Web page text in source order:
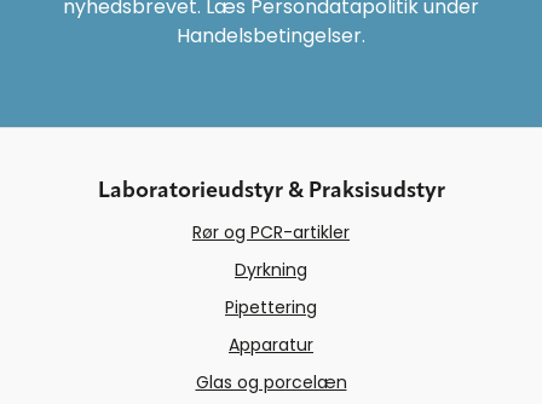
nyhedsbrevet. Læs Persondatapolitik under
Handelsbetingelser.
Laboratorieudstyr & Praksisudstyr
Rør og PCR-artikler
Dyrkning
Pipettering
Apparatur
Glas og porcelæn